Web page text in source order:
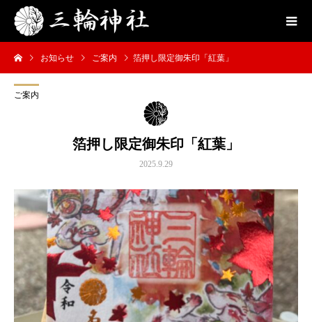
お知らせ ご案内 箔押し限定御朱印「紅葉」
ご案内
箔押し限定御朱印「紅葉」
2025.9.29